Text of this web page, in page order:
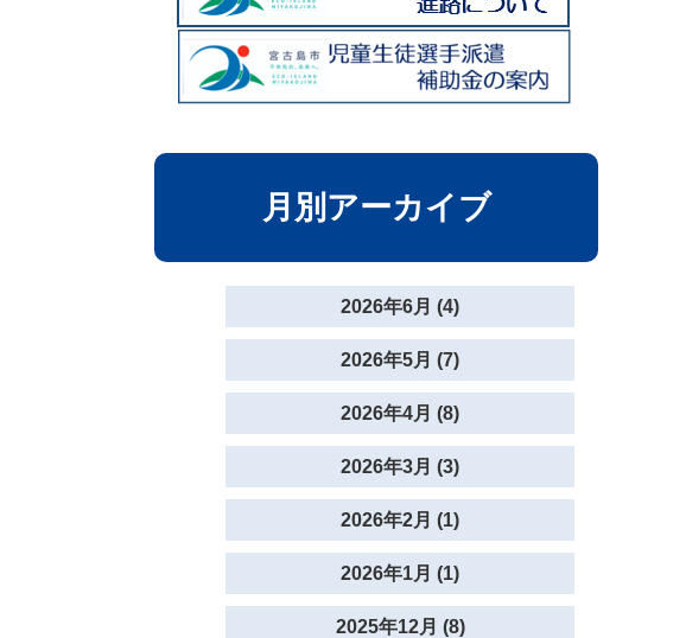
月別アーカイブ
2026年6月 (4)
2026年5月 (7)
2026年4月 (8)
2026年3月 (3)
2026年2月 (1)
2026年1月 (1)
2025年12月 (8)